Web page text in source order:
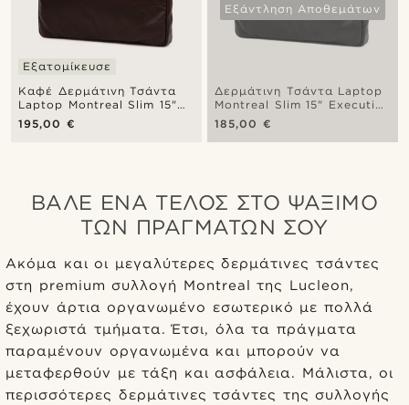
Καφέ Δερμάτινη Τσάντα
Laptop Montreal Slim 15"
Executive
Εξατομίκευσε
195,00 €
Εξάντληση Αποθεμάτων
Δερμάτινη Τσάντα Laptop
Montreal Slim 15" Executive
Olive
185,00 €
ΒΆΛΕ ΈΝΑ ΤΈΛΟΣ ΣΤΟ ΨΆΞΙΜΟ
ΤΩΝ ΠΡΑΓΜΆΤΩΝ ΣΟΥ
Ακόμα και οι μεγαλύτερες δερμάτινες τσάντες
στη premium συλλογή Montreal της Lucleon,
έχουν άρτια οργανωμένο εσωτερικό με πολλά
ξεχωριστά τμήματα. Έτσι, όλα τα πράγματα
παραμένουν οργανωμένα και μπορούν να
μεταφερθούν με τάξη και ασφάλεια. Μάλιστα, οι
περισσότερες δερμάτινες τσάντες της συλλογής